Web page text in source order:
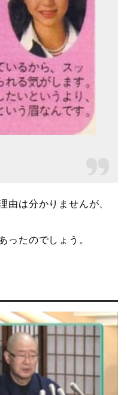
由は分かりませんが、
ったのでしょう。